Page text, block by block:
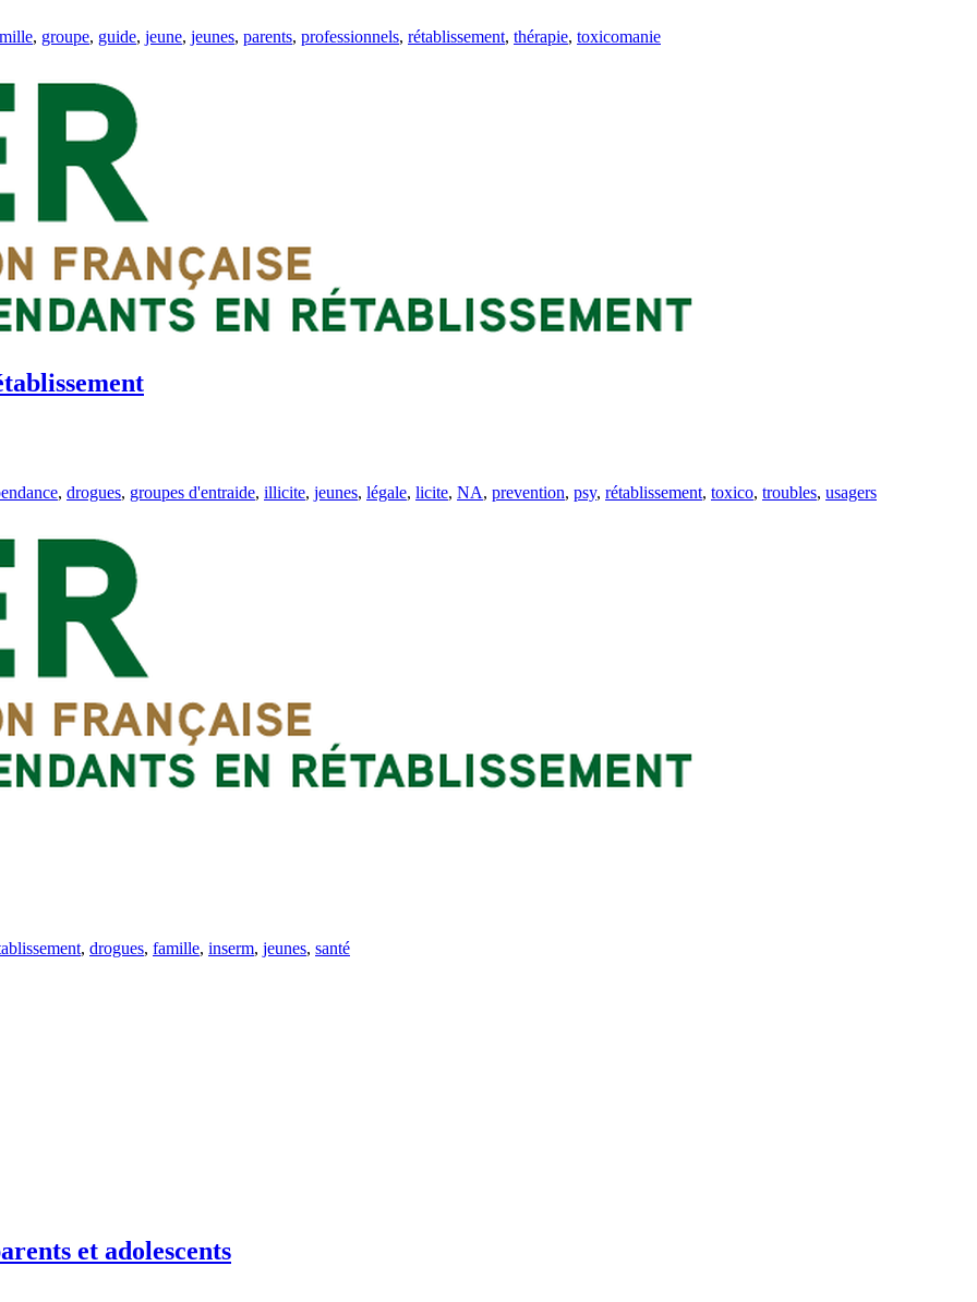
, groupe, guide, jeune, jeunes, parents, professionnels, rétablissement, thérapie, toxicomanie
, drogues, groupes d'entraide, illicite, jeunes, légale, licite, NA, prevention, psy, rétablissement, toxico, troubles, usagers
, drogues, famille, inserm, jeunes, santé
et adolescents